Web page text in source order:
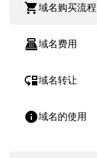
shopping_cart域名购买流程
point_of_sale域名费用
move_down域名转让
info域名的使用